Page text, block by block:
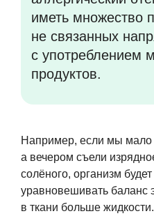
иметь множество
не связанных
с употреблением
продуктов.
Например, если мы мало
а вечером съели
солёного, организм
уравновешивать баланс
в ткани больше